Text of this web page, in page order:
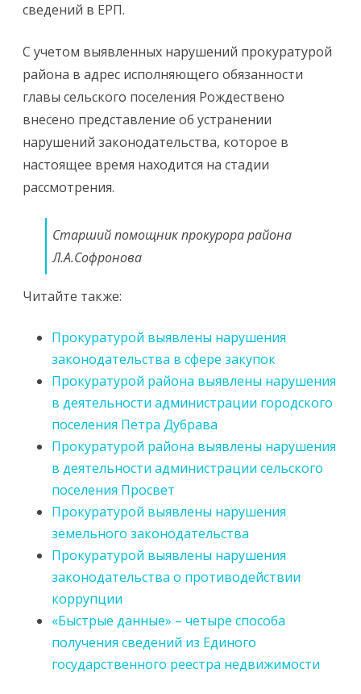
сведений в ЕРП.
С учетом выявленных нарушений прокуратурой
района в адрес исполняющего обязанности
главы сельского поселения Рождествено
внесено представление об устранении
нарушений законодательства, которое в
настоящее время находится на стадии
рассмотрения.
Старший помощник прокурора района
Л.А.Софронова
Читайте также:
Прокуратурой выявлены нарушения
законодательства в сфере закупок
Прокуратурой района выявлены нарушения
в деятельности администрации городского
поселения Петра Дубрава
Прокуратурой района выявлены нарушения
в деятельности администрации сельского
поселения Просвет
Прокуратурой выявлены нарушения
земельного законодательства
Прокуратурой выявлены нарушения
законодательства о противодействии
коррупции
«Быстрые данные» – четыре способа
получения сведений из Единого
государственного реестра недвижимости